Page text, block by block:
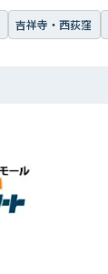
吉祥寺・西荻窪